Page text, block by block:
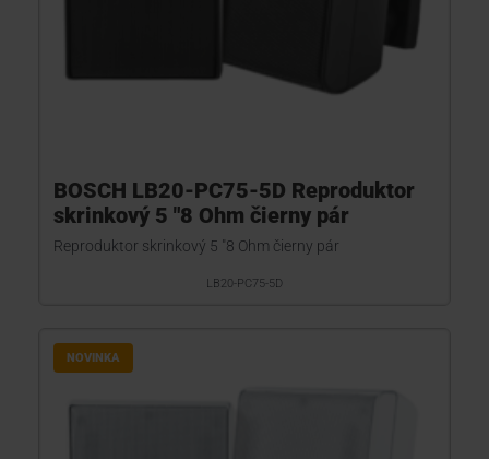
BOSCH LB20-PC75-5D Reproduktor
skrinkový 5 "8 Ohm čierny pár
Reproduktor skrinkový 5 "8 Ohm čierny pár
LB20-PC75-5D
NOVINKA